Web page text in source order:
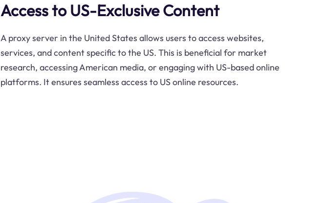
Access to US-Exclusive Content
A proxy server in the United States allows users to access websites,
services, and content specific to the US. This is beneficial for market
research, accessing American media, or engaging with US-based online
platforms. It ensures seamless access to US online resources.